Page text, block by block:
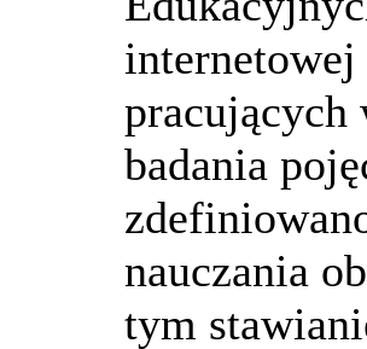
pracujących
badania
nauczania
tym